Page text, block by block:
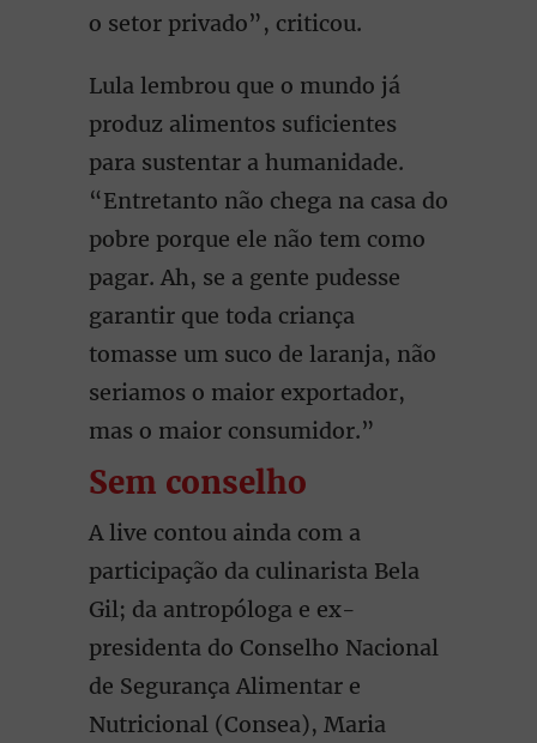
o setor privado”, criticou.
Lula lembrou que o mundo já
produz alimentos suficientes
para sustentar a humanidade.
“Entretanto não chega na casa do
pobre porque ele não tem como
pagar. Ah, se a gente pudesse
garantir que toda criança
tomasse um suco de laranja, não
seriamos o maior exportador,
mas o maior consumidor.”
Sem conselho
A live contou ainda com a
participação da culinarista Bela
Gil; da antropóloga e ex-
presidenta do Conselho Nacional
de Segurança Alimentar e
Nutricional (Consea), Maria